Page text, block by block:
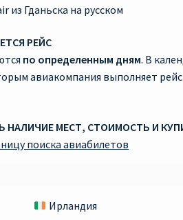
из Гданьска на русском
РЕЙС
по определенным дням. В
авиакомпания выполняет
НАЛИЧИЕ МЕСТ, СТОИМОСТЬ И
поиска авиабилетов
Ирландия